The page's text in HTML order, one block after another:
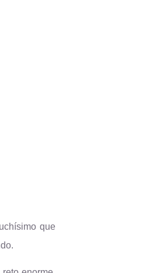
que